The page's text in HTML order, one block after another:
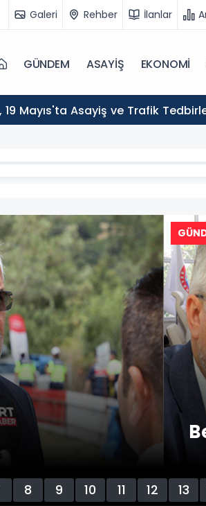
Galeri Rehber İlanlar
GÜNDEM ASAYİŞ EKONOMİ
19 Mayıs'ta Asayiş ve Trafik
Ayı Olağan
Yapıldı
8 9 10 11 12 13